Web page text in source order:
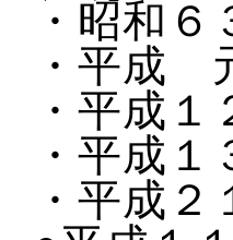
・昭和
・平成
・平成
・平成
・平成